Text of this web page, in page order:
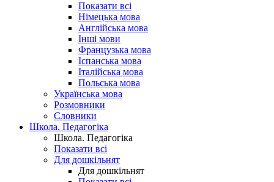
Показати всі
Німецька мова
Англійська мова
Інші мови
Французька мова
Іспанська мова
Італійська мова
Польська мова
Українська мова
Розмовники
Словники
Школа. Педагогіка
Школа. Педагогіка
Показати всі
Для дошкільнят
Для дошкільнят